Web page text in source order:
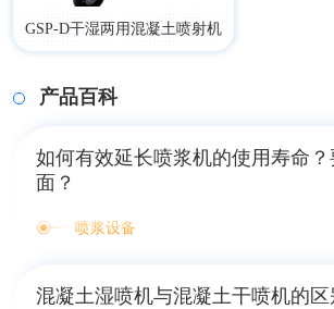
GSP-D干湿两用混凝土喷射机
产品百科
如何有效延长喷浆机的使用寿命
面？
喷浆设备
混凝土湿喷机与混凝土干喷机的